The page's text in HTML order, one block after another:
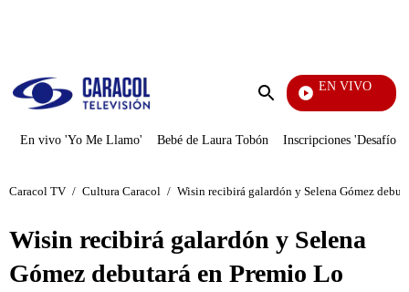
Enviar
EN VIVO
Diario De Diana
En vivo 'Yo Me Llamo' Bebé de Laura Tobón Inscripciones 'Desafío'
Caracol TV / Cultura Caracol / Wisin recibirá galardón y Selena Gómez
Wisin recibirá galardón y Selena
Gómez debutará en Premio Lo